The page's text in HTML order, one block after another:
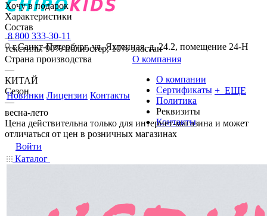
8 800 333-30-11
г.Санкт-Петербург, ул. Яхтенная, д. 24.2, помещение 24-Н
Новинки Лицензии Контакты
О компания
О компании
Сертификаты
Политика
Реквизиты
Контакты
+ ЕЩЕ
Войти
Каталог
Хочу в подарок
Характеристики
Состав
—
текстиль: 90% полиэстер, 10% эластан
Страна производства
—
КИТАЙ
Сезон
—
весна-лето
Цена действительна только для интернет-магазина и может
отличаться от цен в розничных магазинах